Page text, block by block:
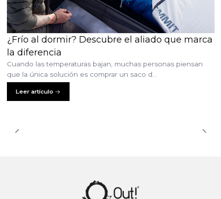
¿Frío al dormir? Descubre el aliado que marca
la diferencia
Cuando las temperaturas bajan, muchas personas piensan
que la única solución es comprar un saco d...
Leer artículo